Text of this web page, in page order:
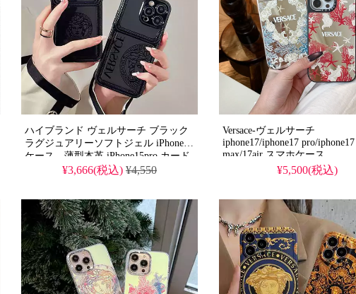
ハイブランド ヴェルサーチ ブラック
ラグジュアリーソフトジェル iPhone16
ケース。薄型本革 iPhone15pro カード
収納。新ロゴ iPhone14promax ビジネ
防水・多機能iPhoneケース。おしゃ
れ。iPhone16pro/15promaxケース対
応。
¥3,666(税込) ¥4,550
Versace-ヴェルサーチ
iphone17/iphone17 pro/
max/17air スマホケース
¥5,500(税込)